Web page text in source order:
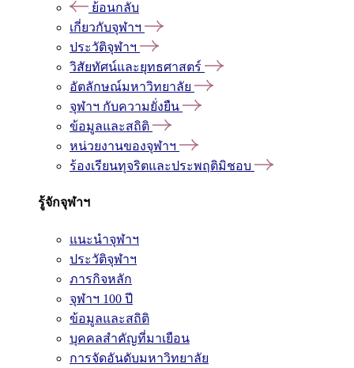
ย้อนกลับ
เกี่ยวกับจุฬาฯ
ประวัติจุฬาฯ
วิสัยทัศน์และยุทธศาสตร์
อัตลักษณ์มหาวิทยาลัย
จุฬาฯ กับความยั่งยืน
ข้อมูลและสถิติ
หน่วยงานของจุฬาฯ
ร้องเรียนทุจริตและประพฤติมิชอบ
รู้จักจุฬาฯ
แนะนำจุฬาฯ
ประวัติจุฬาฯ
ภารกิจหลัก
จุฬาฯ 100 ปี
ข้อมูลและสถิติ
บุคคลสำคัญที่มาเยือน
การจัดอันดับมหาวิทยาลัย